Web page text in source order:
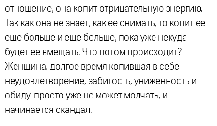
отношение, она копит отрицательную энергию.
Так как она не знает, как ее снимать, то копит ее
еще больше и еще больше, пока уже некуда
будет ее вмещать. Что потом происходит?
Женщина, долгое время копившая в себе
неудовлетворение, забитость, униженность и
обиду, просто уже не может молчать, и
начинается скандал.